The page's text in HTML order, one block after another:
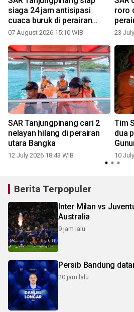
siaga 24 jam antisipasi
cuaca buruk di perairan
Kepri
07 August 2026 15:10 WIB
roro
23
SAR Tanjungpinang cari 2
nelayan hilang di perairan
utara Bangka
12 July 2026 18:43 WIB
Tim
dua
10
Berita Terpopuler
Inter Milan vs
Australia
9 jam lalu
Persib Bandung
20 jam lalu